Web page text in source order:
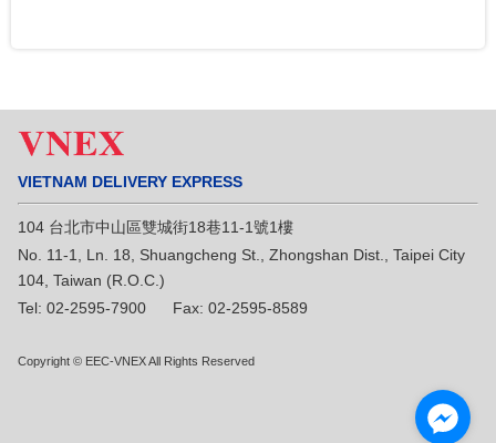
VIETNAM DELIVERY EXPRESS
104 台北市中山區雙城街18巷11-1號1樓
No. 11-1, Ln. 18, Shuangcheng St., Zhongshan Dist., Taipei City
104, Taiwan (R.O.C.)
Tel: 02-2595-7900 Fax: 02-2595-8589
Copyright © EEC-VNEX All Rights Reserved